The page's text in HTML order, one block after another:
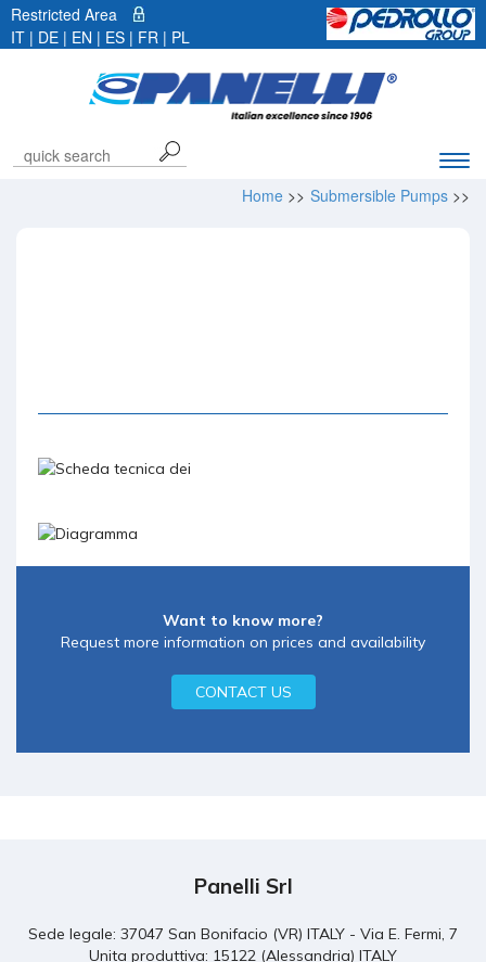
Restricted Area
IT | DE | EN | ES | FR | PL
bar
Submersible Pumps >>
Home >>
Want to know more?
Request more information on prices and availability
CONTACT US
Panelli Srl
Sede legale: 37047 San Bonifacio (VR) ITALY - Via E. Fermi, 7
Unita produttiva: 15122 (Alessandria) ITALY